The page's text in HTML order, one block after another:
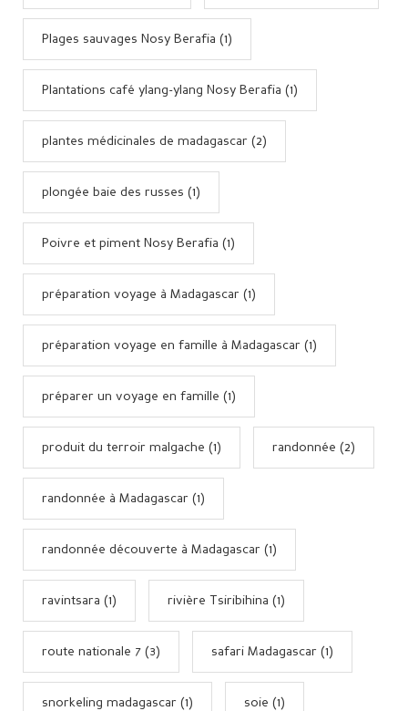
Plages sauvages Nosy Berafia (1)
Plantations café ylang-ylang Nosy Berafia (1)
plantes médicinales de madagascar (2)
plongée baie des russes (1)
Poivre et piment Nosy Berafia (1)
préparation voyage à Madagascar (1)
préparation voyage en famille à Madagascar (1)
préparer un voyage en famille (1)
produit du terroir malgache (1) randonnée (2)
randonnée à Madagascar (1)
randonnée découverte à Madagascar (1)
ravintsara (1) rivière Tsiribihina (1)
route nationale 7 (3) safari Madagascar (1)
snorkeling madagascar (1) soie (1)